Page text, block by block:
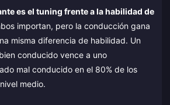
es el tuning frente a la habilidad de
importan, pero la conducción gana
misma diferencia de habilidad. Un
conducido vence a uno
mal conducido en el 80% de los
medio.